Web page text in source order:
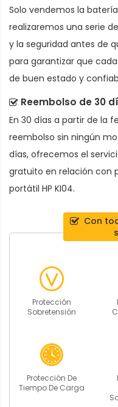
Solo vendemos la
realizaremos una serie
y la seguridad antes de
para garantizar que
de buen estado y
Reembolso de 30
En 30 días a partir de la
reembolso sin ningún
días, ofrecemos el
gratuito en relación con
portátil HP KI04.
Con
Protección
Sobretensión
Protección De
Tiempo De Carga